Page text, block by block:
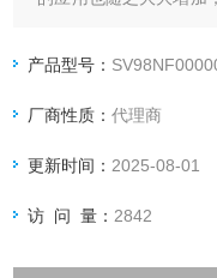
产品型号：
厂商性质：代理商
更新时间： 2025-08-01
访 问 量： 2842